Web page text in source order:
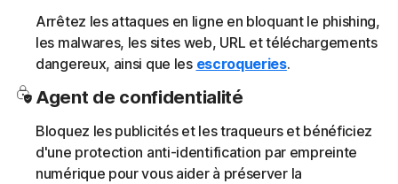
Arrêtez les attaques en ligne en bloquant le phishing,
les malwares, les sites web, URL et téléchargements
dangereux, ainsi que les escroqueries.
Agent de confidentialité
Bloquez les publicités et les traqueurs et bénéficiez
d'une protection anti-identification par empreinte
numérique pour vous aider à préserver la